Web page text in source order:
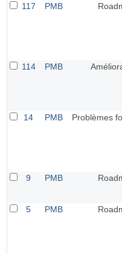
117
PMB
114
PMB
14
PMB Problèmes
9
PMB
5
PMB